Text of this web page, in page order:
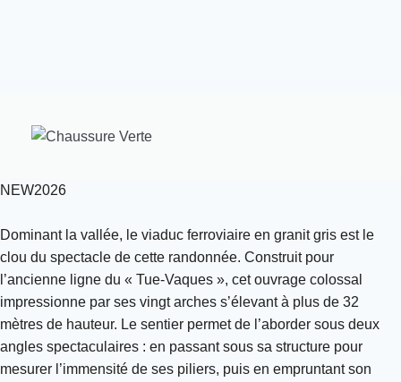
NEW2026
Dominant la vallée, le viaduc ferroviaire en granit gris est le
clou du spectacle de cette randonnée. Construit pour
l’ancienne ligne du « Tue-Vaques », cet ouvrage colossal
impressionne par ses vingt arches s’élevant à plus de 32
mètres de hauteur. Le sentier permet de l’aborder sous deux
angles spectaculaires : en passant sous sa structure pour
mesurer l’immensité de ses piliers, puis en empruntant son